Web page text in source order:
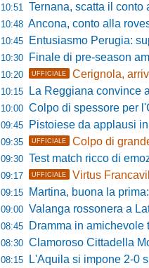
10:51 Ternana, scatta il conto alla rovescia:
10:48 Ancona, conto alla rovescia per il
10:45 Entusiasmo Perugia: superata
10:30 Finale di pre-season amaro per la
10:20 UFFICIALE Cerignola,
10:15 La Reggiana convince a
10:00 Colpo di spessore per
09:45 Pistoiese da applausi in
09:35 UFFICIALE Colpo di
09:30 Test match ricco di emozioni:
09:17 UFFICIALE Virtus
09:15 Martina, buona la prima:
09:00 Valanga rossonera a
08:45 Dramma in amichevole tra Modena
08:30 Clamoroso Cittadella Modena, Biagini
08:15 L'Aquila si impone 2-0 sul